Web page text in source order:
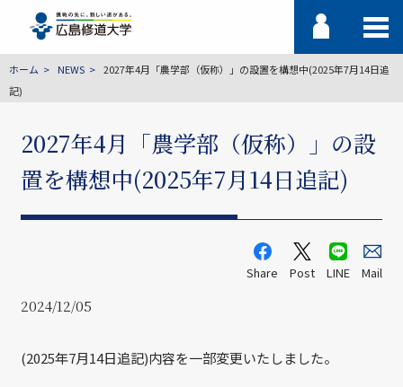
ホーム NEWS
2027年4月「農学部（仮称）」の設置を構想中(2025年7月14日追
記)
2027年4月「農学部（仮称）」の設
置を構想中(2025年7月14日追記)
Share Post LINE Mail
2024/12/05
(2025年7月14日追記)内容を一部変更いたしました。